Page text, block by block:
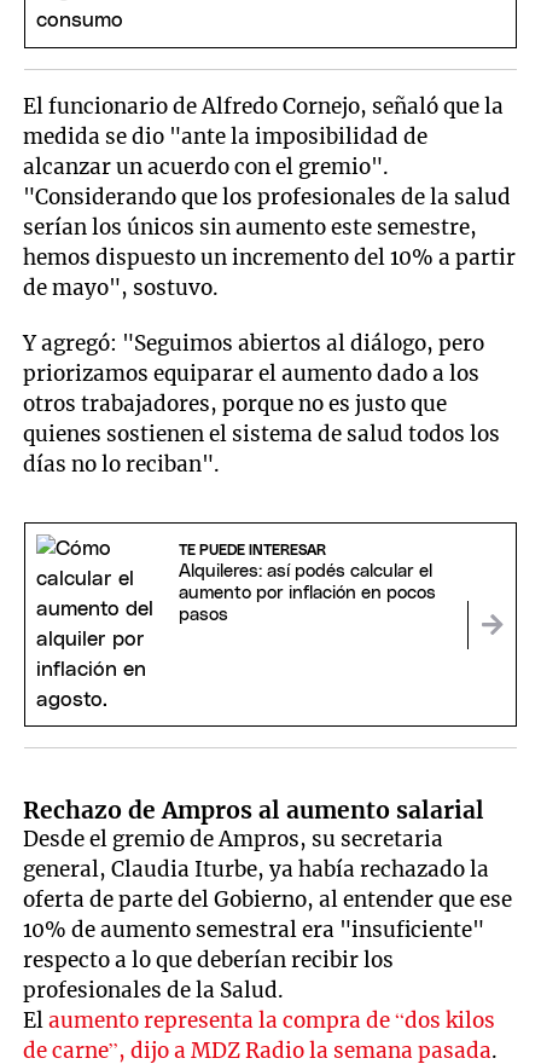
El funcionario de Alfredo Cornejo, señaló que la
medida se dio "ante la imposibilidad de
alcanzar un acuerdo con el gremio".
"Considerando que los profesionales de la salud
serían los únicos sin aumento este semestre,
hemos dispuesto un incremento del 10% a partir
de mayo", sostuvo.
Y agregó: "Seguimos abiertos al diálogo, pero
priorizamos equiparar el aumento dado a los
otros trabajadores, porque no es justo que
quienes sostienen el sistema de salud todos los
días no lo reciban".
TE PUEDE INTERESAR
Alquileres: así podés calcular el
aumento por inflación en pocos
pasos
Rechazo de Ampros al aumento salarial
Desde el gremio de Ampros, su secretaria
general, Claudia Iturbe, ya había rechazado la
oferta de parte del Gobierno, al entender que ese
10% de aumento semestral era "insuficiente"
respecto a lo que deberían recibir los
profesionales de la Salud.
Elaumento representa la compra de “dos kilos
de carne”, dijo a MDZ Radio la semana pasada.